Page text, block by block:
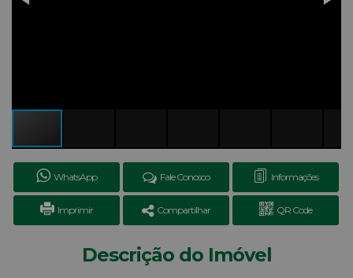
WhatsApp Fale Conosco Informações
Imprimir Compartilhar QR Code
Descrição do Imóvel